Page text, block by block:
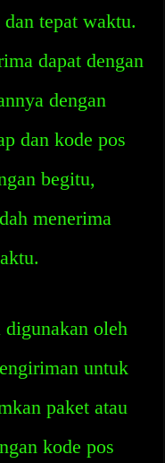
tepat waktu.
dapat dengan
dengan
dan kode pos
begitu,
menerima
oleh
untuk
paket atau
kode pos